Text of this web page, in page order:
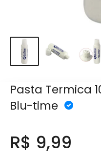
Pasta Termica
Blu-time
R$ 9,99